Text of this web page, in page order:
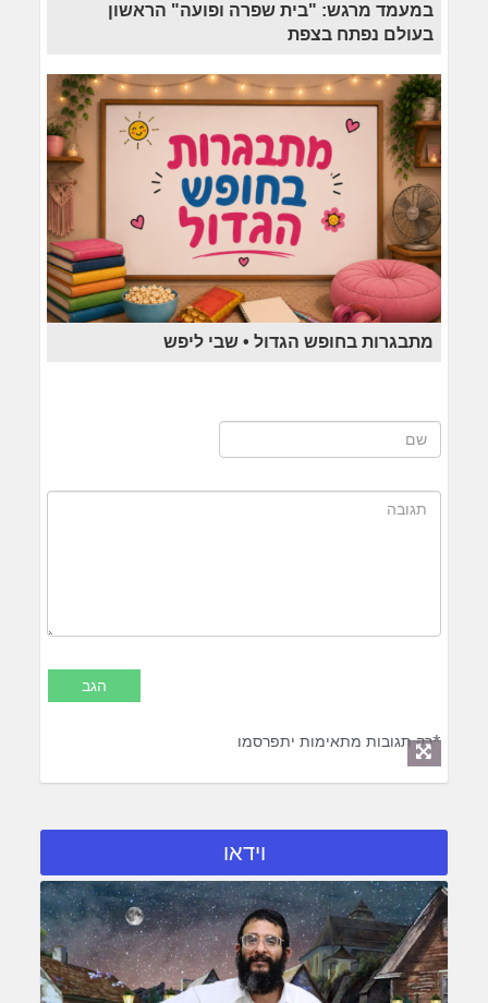
במעמד מרגש: "בית שפרה ופועה" הראשון
בעולם נפתח בצפת
מתבגרות בחופש הגדול • שבי ליפש
*רק תגובות מתאימות יתפרסמו
וידאו